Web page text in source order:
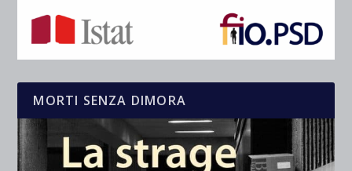
MORTI SENZA DIMORA